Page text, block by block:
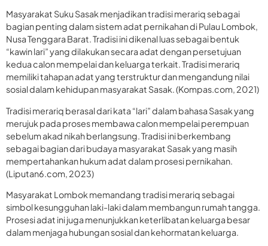
Masyarakat Suku Sasak menjadikan tradisi merariq sebagai
bagian penting dalam sistem adat pernikahan di Pulau Lombok,
Nusa Tenggara Barat. Tradisi ini dikenal luas sebagai bentuk
“kawin lari” yang dilakukan secara adat dengan persetujuan
kedua calon mempelai dan keluarga terkait. Tradisi merariq
memiliki tahapan adat yang terstruktur dan mengandung nilai
sosial dalam kehidupan masyarakat Sasak. (Kompas.com, 2021)
Tradisi merariq berasal dari kata “lari” dalam bahasa Sasak yang
merujuk pada proses membawa calon mempelai perempuan
sebelum akad nikah berlangsung. Tradisi ini berkembang
sebagai bagian dari budaya masyarakat Sasak yang masih
mempertahankan hukum adat dalam prosesi pernikahan.
(Liputan6.com, 2023)
Masyarakat Lombok memandang tradisi merariq sebagai
simbol kesungguhan laki-laki dalam membangun rumah tangga.
Prosesi adat ini juga menunjukkan keterlibatan keluarga besar
dalam menjaga hubungan sosial dan kehormatan keluarga.